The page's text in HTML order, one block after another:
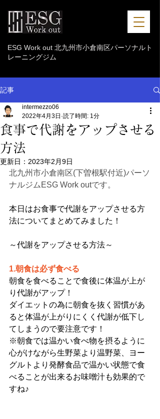
ESG Work out 北九州市小倉南区パーソナルト
レーニングジム
記事
食事で代謝をアップさせる
方法
intermezzo06
2022年4月3日 読了時間: 1分
更新日： 2023年2月9日
北九州市小倉南区(下曽根駅付近)パーソ
ナルジムESG Work outです。
本日はお食事で代謝をアップさせる方
法についてまとめてみました！
～代謝をアップさせる方法～
1.朝食は必ず食べる
朝食を食べることで食後に体温が上が
り代謝がアップ！
ダイエットの為に朝食を抜く習慣があ
ると体温が上がりにくく代謝が低下し
てしまうので要注意です！
※朝食では温かい食べ物を摂るように
心がけながら生野菜より温野菜、ヨー
グルトより発酵食品で温かい状態で食
べることが出来るお味噌汁も効果的で
すね♪